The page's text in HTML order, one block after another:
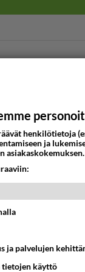
henkilötietoja
ja
asiakaskokemuksen.
ja palvelujen
tietojen käyttö